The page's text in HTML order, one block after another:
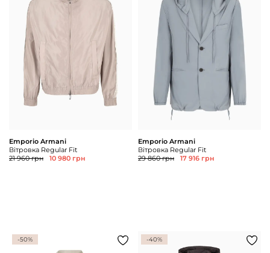
Доставка та
оплата
Повернення
та обмін
Відкуки про
магазин
Питання та
відповіді
Palmira Club
Догляд
+38(050)4840005
Emporio Armani
Вітровка Regular Fit
21 960 грн
10 980 грн
Emporio Armani
Вітровка Regular Fit
29 860 грн
17 916 грн
-50% -40%